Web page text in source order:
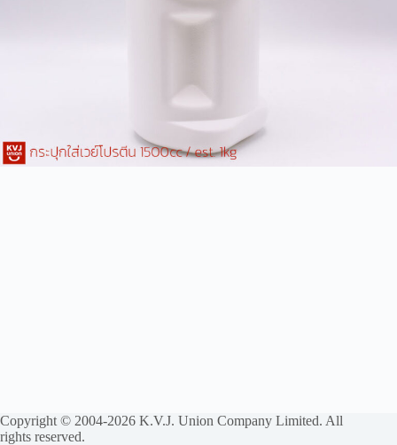
Copyright © 2004-2026 K.V.J. Union Company Limited. All
rights reserved.